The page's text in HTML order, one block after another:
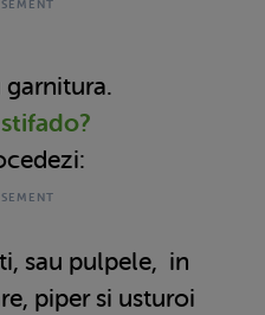
sau pulpele, in
piper si usturoi